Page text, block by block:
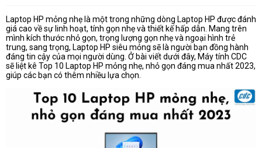
Laptop HP mỏng nhẹ là một trong những dòng Laptop HP được đánh
giá cao về sự linh hoạt, tính gọn nhẹ và thiết kế hấp dẫn. Mang trên
mình kích thước nhỏ gọn, trọng lượng gọn nhẹ và ngoại hình trẻ
trung, sang trọng, Laptop HP siêu mỏng sẽ là người bạn đồng hành
đáng tin cậy của mọi người dùng. Ở bài viết dưới đây, Máy tính CDC
sẽ liệt kê Top 10 Laptop HP mỏng nhẹ, nhỏ gọn đáng mua nhất 2023,
giúp các bạn có thêm nhiều lựa chọn.